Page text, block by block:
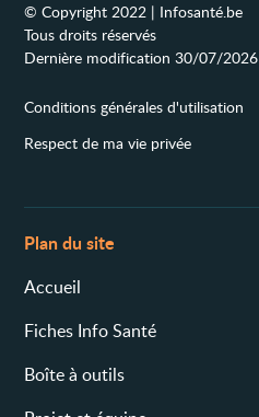
© Copyright 2022 | Infosanté.be
Tous droits réservés
Dernière modification 30/07/2026
Conditions générales d'utilisation
Respect de ma vie privée
Plan du site
Accueil
Fiches Info Santé
Boîte à outils